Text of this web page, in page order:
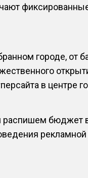
городе, от
в центре
бюджет